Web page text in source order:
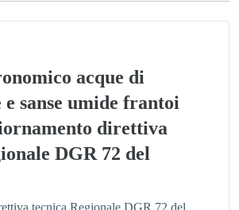
acque di
e sanse umide frantoi
direttiva
DGR 72 del
tecnica Regionale DGR 72 del